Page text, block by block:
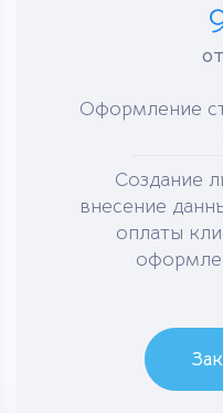
Оформление
Создание
внесение
оплаты